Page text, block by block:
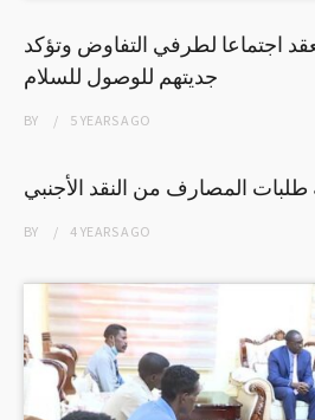
اجتماعا لطرفي التفاوض وتؤكد
جديتهم للوصول للسلام
BY 5 YEARSAGO
طلبات المصارف من النقد الأجنبي
BY 4 YEARSAGO